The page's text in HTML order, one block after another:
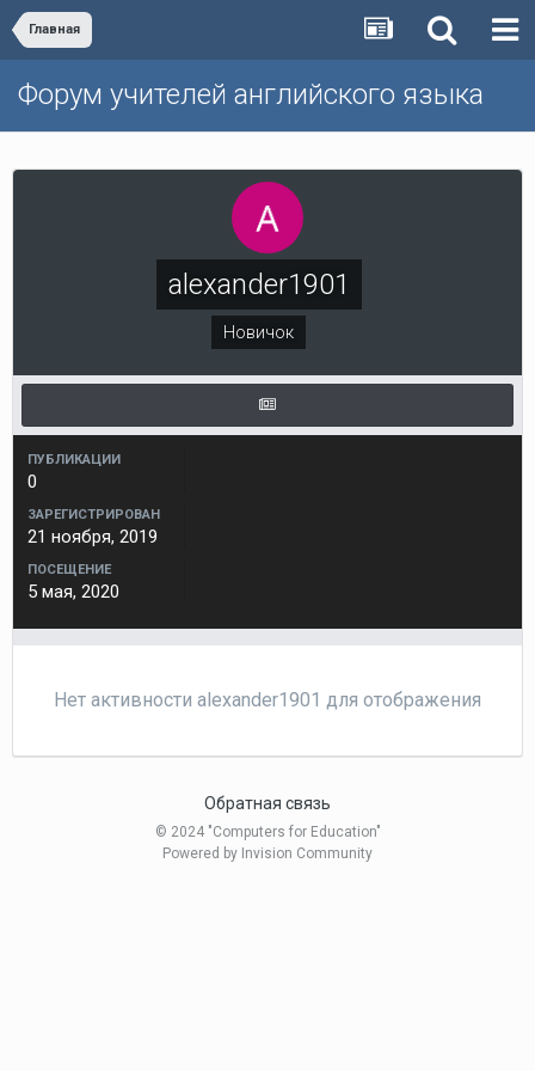
Главная
Форум учителей английского языка
alexander1901
Новичок
ПУБЛИКАЦИИ
0
ЗАРЕГИСТРИРОВАН
21 ноября, 2019
ПОСЕЩЕНИЕ
5 мая, 2020
Нет активности alexander1901 для отображения
Обратная связь
© 2024 "Computers for Education"
Powered by Invision Community